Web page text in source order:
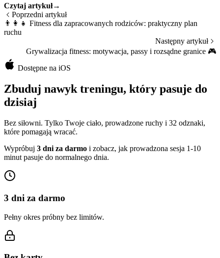
5 minut.
Czytaj artykuł→
Poprzedni artykuł
👨‍👩‍👧 Fitness dla zapracowanych rodziców: praktyczny plan
ruchu
Następny artykuł
Grywalizacja fitness: motywacja, passy i rozsądne granice 🎮
Dostępne na iOS
Zbuduj nawyk treningu, który pasuje do
dzisiaj
Bez siłowni. Tylko Twoje ciało, prowadzone ruchy i 32 odznaki,
które pomagają wracać.
Wypróbuj 3 dni za darmo i zobacz, jak prowadzona sesja 1-10
minut pasuje do normalnego dnia.
3 dni za darmo
Pełny okres próbny bez limitów.